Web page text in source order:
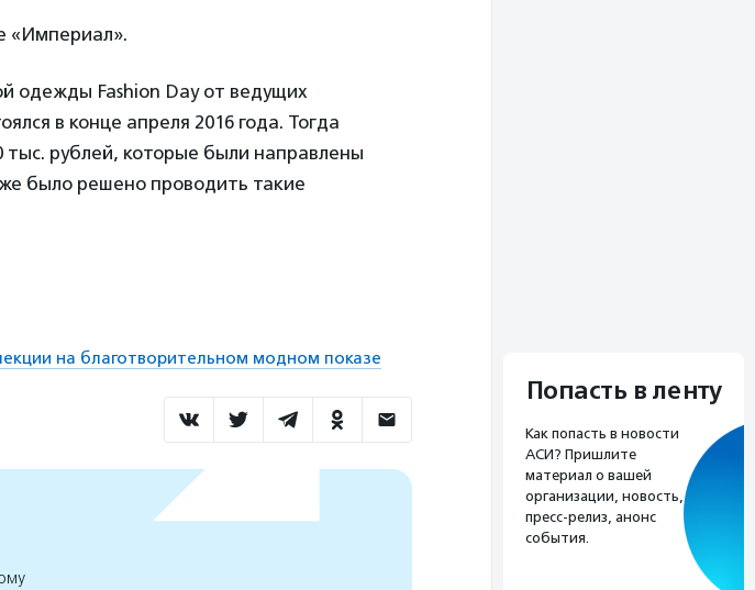
«Империал».
одежды Fashion Day от ведущих
в конце апреля 2016 года. Тогда
тыс. рублей, которые были направлены
было решено проводить такие
на благотворительном модном показе
Попасть в ленту
Как попасть в новости
АСИ? Пришлите
материал о вашей
организации, новость,
пресс-релиз, анонс
события.